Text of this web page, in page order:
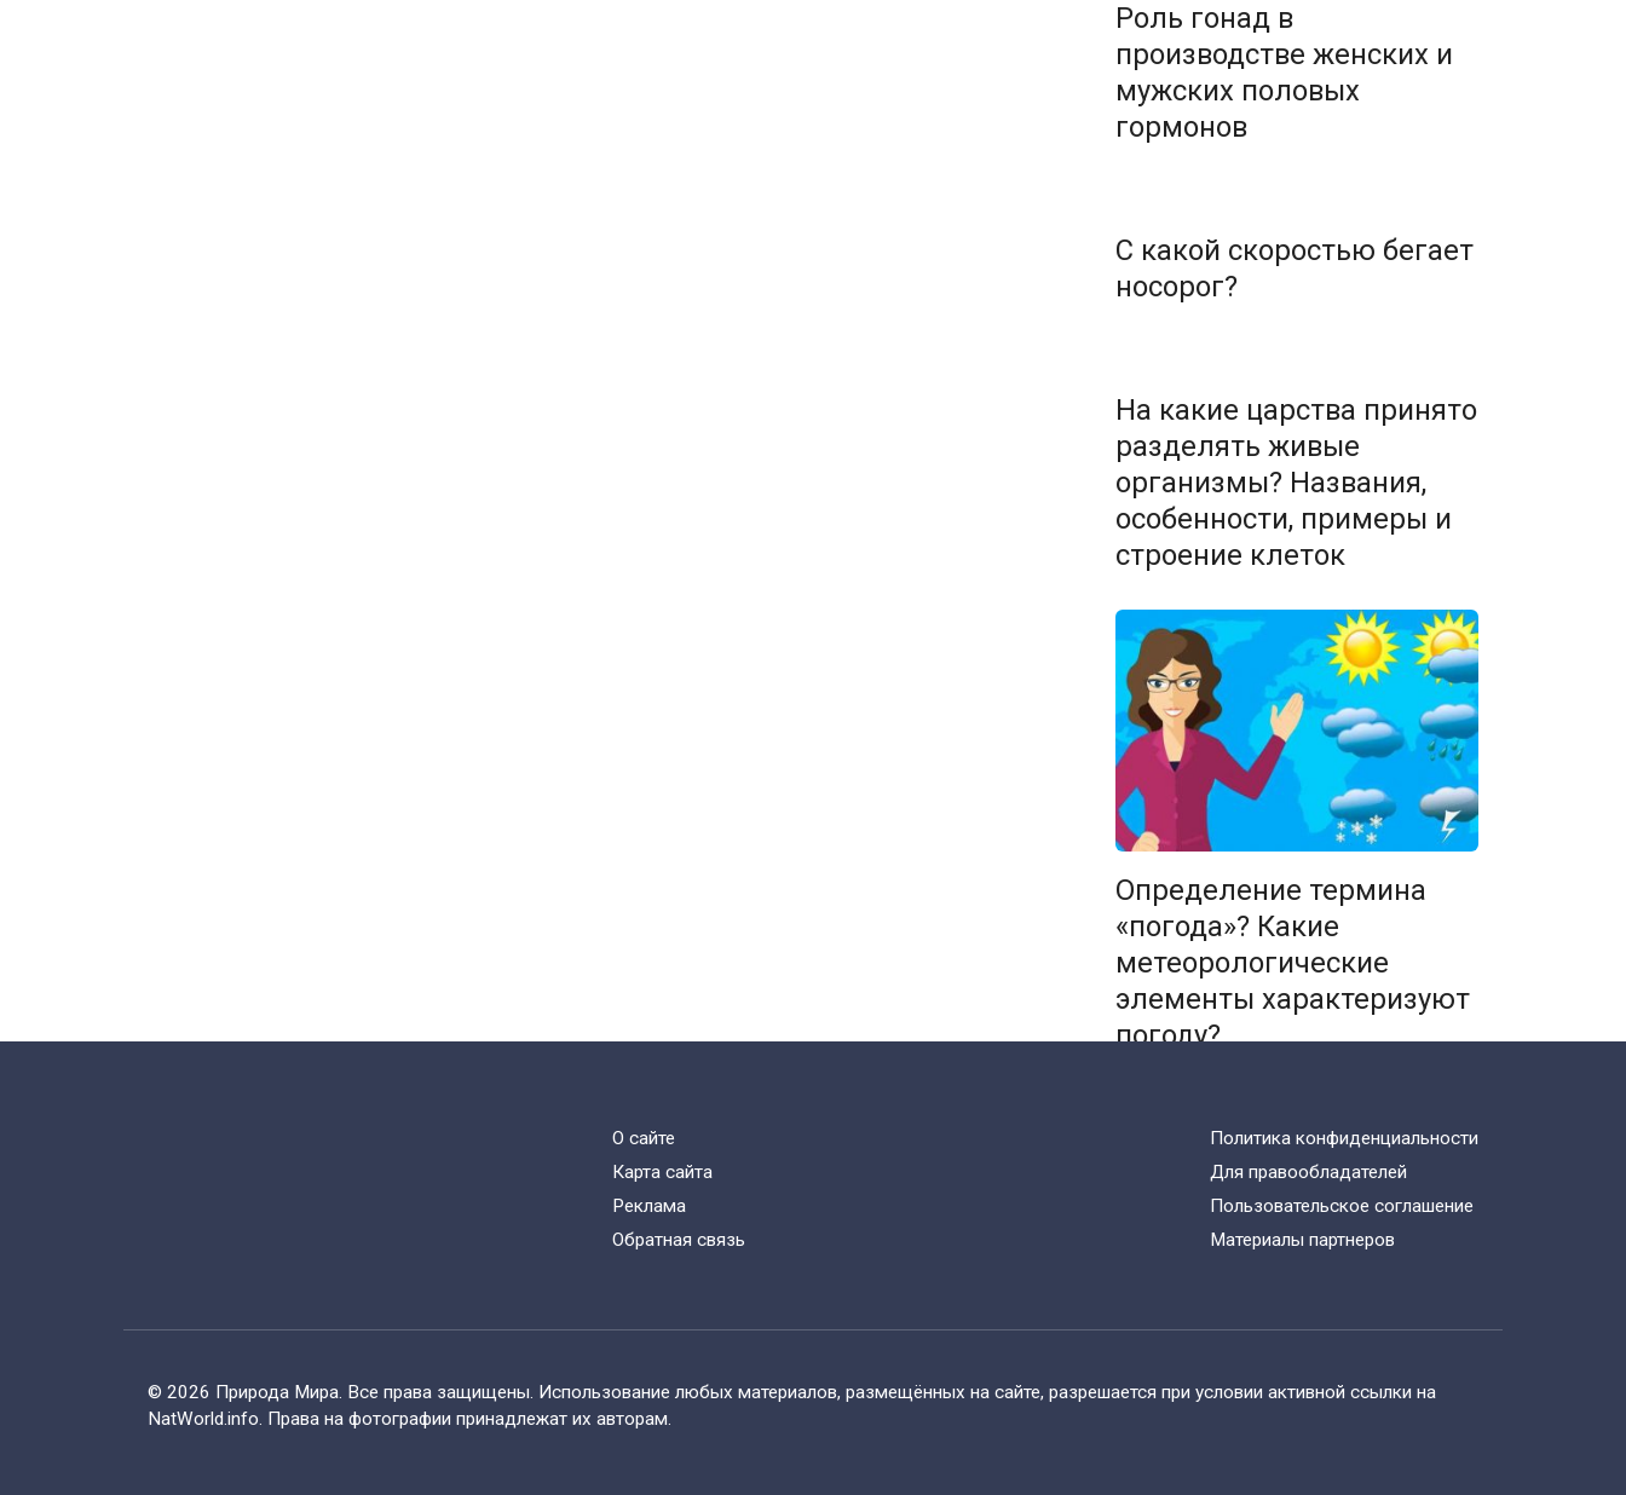
Роль гонад в
производстве женских и
мужских половых
гормонов
С какой скоростью бегает
носорог?
На какие царства принято
разделять живые
организмы? Названия,
особенности, примеры и
строение клеток
Определение термина
«погода»? Какие
метеорологические
элементы характеризуют
погоду?
Рельеф дна Северного
Ледовитого океана —
карта и краткое описание
О сайте
Карта сайта
Реклама
Обратная связь
Политика конфиденциальности
Для правообладателей
Пользовательское соглашение
Материалы партнеров
© 2026 Природа Мира. Все права защищены. Использование любых материалов, размещённых на сайте, разрешается при условии активной ссылки на
NatWorld.info. Права на фотографии принадлежат их авторам.